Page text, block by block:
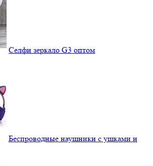
Селфи зеркало G3 оптом
Беспроводные наушники с ушками и